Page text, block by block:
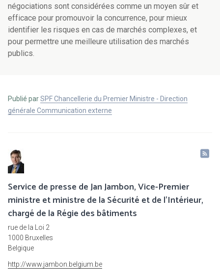
négociations sont considérées comme un moyen sûr et
efficace pour promouvoir la concurrence, pour mieux
identifier les risques en cas de marchés complexes, et
pour permettre une meilleure utilisation des marchés
publics.
Publié parSPF Chancellerie du Premier Ministre - Direction
générale Communication externe
Service de presse de Jan Jambon, Vice-Premier
ministre et ministre de la Sécurité et de l'Intérieur,
chargé de la Régie des bâtiments
rue de la Loi 2
1000 Bruxelles
Belgique
http://www.jambon.belgium.be